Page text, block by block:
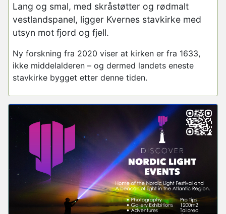
Lang og smal, med skråstøtter og rødmalt
vestlandspanel, ligger Kvernes stavkirke med
utsyn mot fjord og fjell.
Ny forskning fra 2020 viser at kirken er fra 1633,
ikke middelalderen – og dermed landets eneste
stavkirke bygget etter denne tiden.